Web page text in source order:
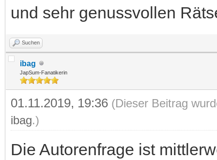
und sehr genussvollen
Suchen
ibag
JapSum-Fanatikerin
01.11.2019, 19:36 (Dieser Beitrag
ibag.)
Die Autorenfrage ist